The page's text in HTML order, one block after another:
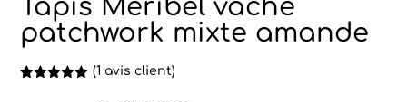
Tapis Méribel vache
patchwork mixte amande
(1 avis client)